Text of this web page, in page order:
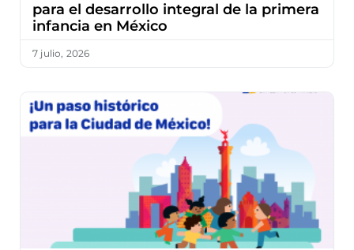
para el desarrollo integral de la primera
infancia en México
7 julio, 2026